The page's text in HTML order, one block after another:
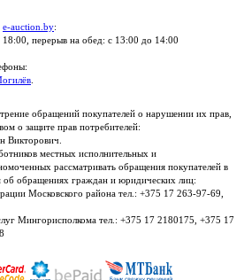
e-auction.by:
перерыв на обед: с 13:00 до 14:00
обращений покупателей о нарушении их прав,
о защите прав потребителей:
Викторович.
местных исполнительных и
рассматривать обращения покупателей в
об обращениях граждан и юридических лиц:
Московского района тел.: +375 17 263-97-69,
Мингорисполкома тел.: +375 17 2180175, +375 17